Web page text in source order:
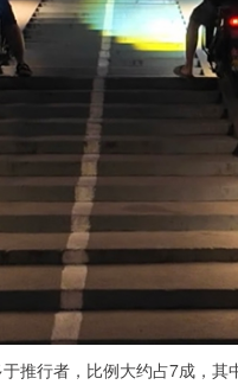
推行者，比例大约占7成，其